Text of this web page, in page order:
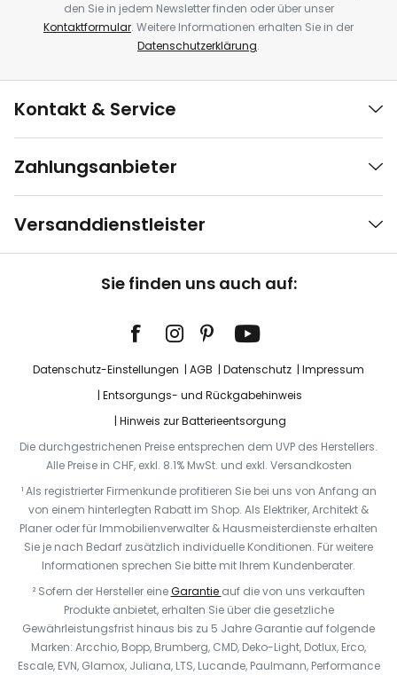
den Sie in jedem Newsletter finden oder über unser
Kontaktformular. Weitere Informationen erhalten Sie in der
Datenschutzerklärung.
Kontakt & Service
Zahlungsanbieter
Versanddienstleister
Sie finden uns auch auf:
Datenschutz-Einstellungen AGB Datenschutz
Impressum
Entsorgungs- und Rückgabehinweis
Hinweis zur Batterieentsorgung
Die durchgestrichenen Preise entsprechen dem UVP des Herstellers.
Alle Preise in CHF, exkl. 8.1% MwSt. und exkl. Versandkosten
¹ Als registrierter Firmenkunde profitieren Sie bei uns von Anfang an
von einem hinterlegten Rabatt im Shop. Als Elektriker, Architekt &
Planer oder für Immobilienverwalter & Hausmeisterdienste erhalten
Sie je nach Bedarf zusätzlich individuelle Konditionen. Für weitere
Informationen sprechen Sie bitte mit Ihrem Kundenberater.
² Sofern der Hersteller eineGarantie auf die von uns verkauften
Produkte anbietet, erhalten Sie über die gesetzliche
Gewährleistungsfrist hinaus bis zu 5 Jahre Garantie auf folgende
Marken: Arcchio, Bopp, Brumberg, CMD, Deko-Light, Dotlux, Erco,
Escale, EVN, Glamox, Juliana, LTS, Lucande, Paulmann, Performance